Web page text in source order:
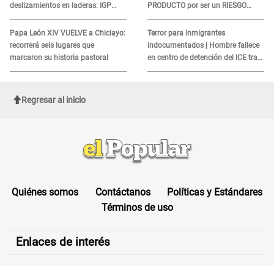
deslizamientos en laderas: IGP
alerta sobre posibles réplicas
Papa León XIV VUELVE a Chiclayo:
recorrerá seis lugares que
marcaron su historia pastoral
PRODUCTO por ser un RIESGO
MORTAL para consumidores: ¿Cuál
es?
Terror para inmigrantes
indocumentados | Hombre fallece
en centro de detención del ICE tras
sufrir una "emergencia médica"
Regresar al inicio
Quiénes somos Contáctanos
Políticas y Estándares
Términos de uso
Enlaces de interés